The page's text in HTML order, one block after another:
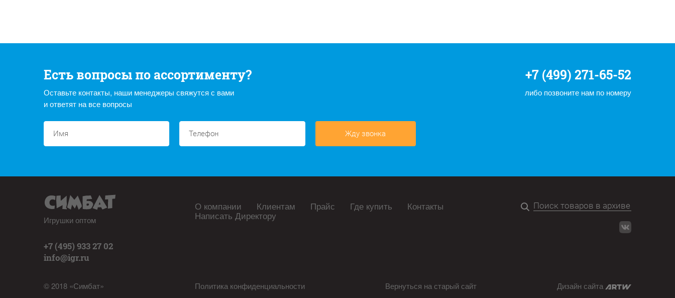
Есть вопросы по ассортименту?
Оставьте контакты, наши менеджеры свяжутся с вами
и ответят на все вопросы
+7 (499) 271-65-52
либо позвоните нам по номеру
Жду звонка
Игрушки оптом
+7 (495) 933 27 02
info@igr.ru
© 2018 «Симбат»
О компании Клиентам Прайс Где купить Контакты
Написать Директору
Политика конфиденциальности Вернуться на старый сайт Дизайн сайта